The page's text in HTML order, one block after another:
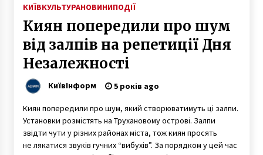
КИЇВКУЛЬТУРАНОВИНИПОДІЇ
Киян попередили про шум
від залпів на репетиції Дня
Незалежності
КиївІнформ 5 років ago
Киян попередили про шум, який створюватимуть ці залпи.
Установки розмістять на Трухановому острові. Залпи
звідти чути у різних районах міста, тож киян просять
не лякатися звуків гучних “вибухів”. За порядком у цей час